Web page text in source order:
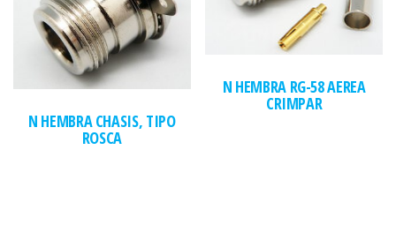
N HEMBRA CHASIS, TIPO
ROSCA
N HEMBRA RG-58 AEREA
CRIMPAR